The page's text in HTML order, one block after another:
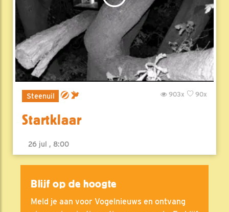
Steenuil 90x
903x
Startklaar
26 jul , 8:00
Blijf op de hoogte
Meld je aan voor Vogelnieuws en ontvang